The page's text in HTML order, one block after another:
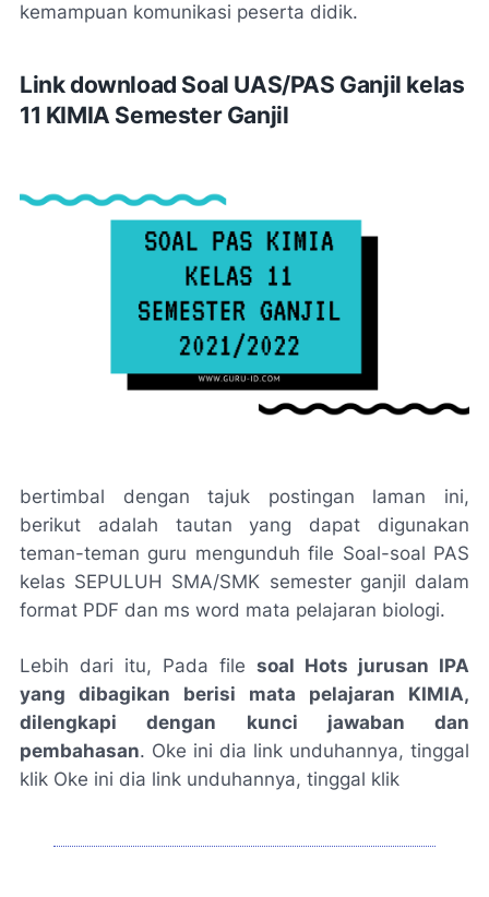
kemampuan komunikasi peserta didik.
Link download Soal UAS/PAS Ganjil kelas
11 KIMIA Semester Ganjil
bertimbal dengan tajuk postingan laman ini,
berikut adalah tautan yang dapat digunakan
teman-teman guru mengunduh file Soal-soal PAS
kelas SEPULUH SMA/SMK semester ganjil dalam
format PDF dan ms word mata pelajaran biologi.
Lebih dari itu, Pada file soal Hots jurusan IPA
yang dibagikan berisi mata pelajaran KIMIA,
dilengkapi dengan kunci jawaban dan
pembahasan. Oke ini dia link unduhannya, tinggal
klik Oke ini dia link unduhannya, tinggal klik